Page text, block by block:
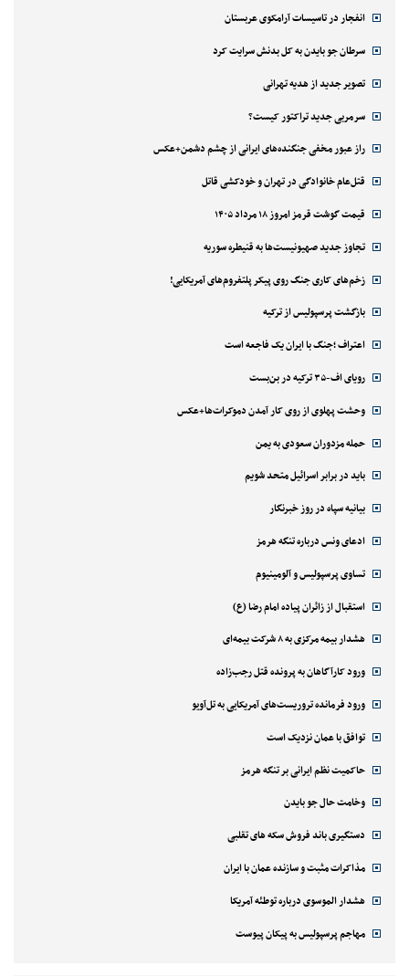
انفجار در تاسیسات آرامکوی عربستان
سرطان جو بایدن به کل بدنش سرایت کرد
تصویر جدید از هدیه تهرانی
سرمربی جدید تراکتور کیست؟
راز عبور مخفی جنگنده‌های ایرانی از چشم دشمن+عکس
قتل‌‌عام خانوادگی در تهران و خودکشی قاتل
قیمت گوشت قرمز امروز ۱۸ مرداد ۱۴۰۵
تجاوز جدید صهیونیست‌ها به قنیطره سوریه
زخم‌های کاری جنگ روی پیکر پلتفروم‌های آمریکایی!
بازگشت پرسپولیس از ترکیه
اعتراف ؛جنگ با ایران یک فاجعه است
رویای اف-۳۵ ترکیه در بن‌بست
وحشت پهلوی از روی کار آمدن دموکرات‌ها+عکس
حمله مزدوران سعودی به یمن
باید در برابر اسرائیل متحد شویم
بیانیه سپاه در روز خبرنگار
ادعای ونس درباره تنگه هرمز
تساوی پرسپولیس و آلومینیوم
استقبال از زائران پیاده امام رضا (ع)
هشدار بیمه مرکزی به ۸ شرکت بیمه‌ای
ورود کارآگاهان به پرونده قتل رجب‌زاده
ورود فرمانده تروریست‌های آمریکایی به تل‌آویو
توافق با عمان نزدیک است
حاکمیت نظم ایرانی بر تنگه هرمز
وخامت حال جو بایدن
دستگیری باند فروش سکه های تقلبی
مذاکرات مثبت و سازنده عمان با ایران
هشدار الموسوی درباره توطئه آمریکا
مهاجم پرسپولیس به پیکان پیوست